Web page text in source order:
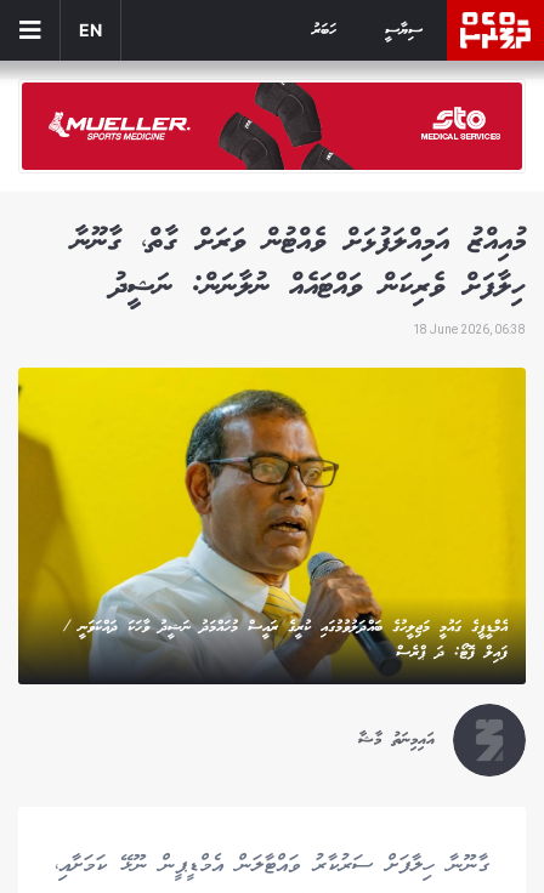
ސިޔާސީ ހަބަރު EN
މުއިއްޒު އަމިއްލަފުޅަށް ވެއްޓުން ވަރަށް ގާތް، ގާނޫނާ
ހިލާފަށް ވެރިކަން ވައްޓައެއް ނުލާނަން: ނަޝީދު
18 June 2026, 06:38
އެމްޑީޕީގެ ގައުމީ މަޖިލީހުގެ ބައްދަލުވުމުގައި ކުރީގެ ރައީސް މުހައްމަދު ނަޝީދު ވާހަކަ ދައްކަވަނީ /
ފައިލް ފޮޓޯ: ދަ ޕްރެސް
އައިމިނަތު މާޝާ
ގާނޫނާ ހިލާފަށް ސަރުކާރު ވައްޓާލަން އެމްޑީޕީން ނޫޅޭ ކަމަށާއި،